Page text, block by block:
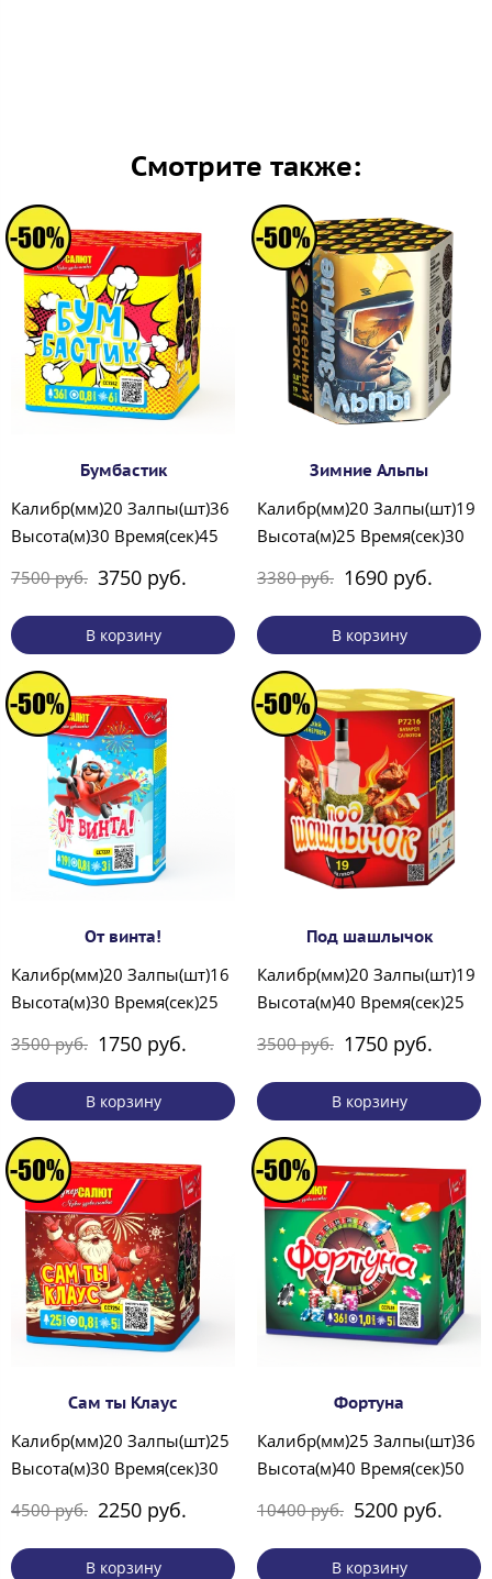
Смотрите также:
Бумбастик
Калибр(мм)20 Залпы(шт)36
Высота(м)30 Время(сек)45
7500 руб. 3750 руб.
В корзину
Зимние Альпы
Калибр(мм)20 Залпы(шт)19
Высота(м)25 Время(сек)30
3380 руб. 1690 руб.
В корзину
От винта!
Калибр(мм)20 Залпы(шт)16
Высота(м)30 Время(сек)25
3500 руб. 1750 руб.
В корзину
Под шашлычок
Калибр(мм)20 Залпы(шт)19
Высота(м)40 Время(сек)25
3500 руб. 1750 руб.
В корзину
Сам ты Клаус
Калибр(мм)20 Залпы(шт)25
Высота(м)30 Время(сек)30
4500 руб. 2250 руб.
В корзину
Фортуна
Калибр(мм)25 Залпы(шт)36
Высота(м)40 Время(сек)50
10400 руб. 5200 руб.
В корзину